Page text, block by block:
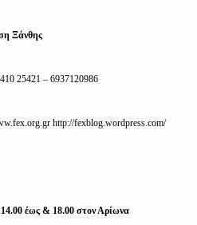
Ξάνθης
25421 – 6937120986
http://fexblog.wordpress.com/
έως & 18.00 στον Αρίωνα